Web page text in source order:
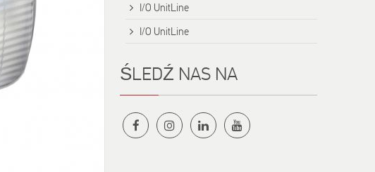
I/O UnitLine
I/O UnitLine
ŚLEDŹ NAS NA